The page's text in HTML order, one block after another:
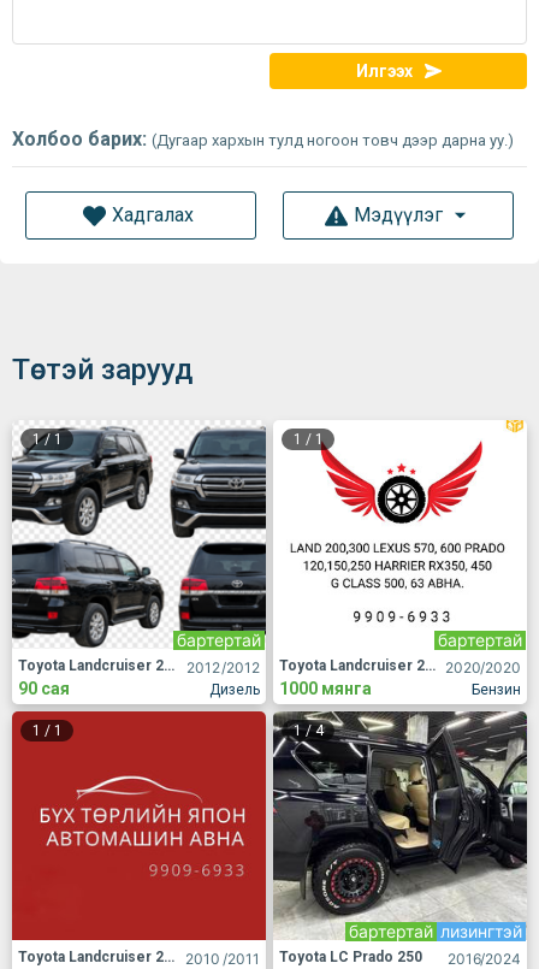
Илгээх
Холбоо барих: (Дугаар хархын тулд ногоон товч дээр дарна уу.)
Хадгалах Мэдүүлэг
Төстэй зарууд
1/ 1
2012/2012
Дизель
бартертай
Toyota Landcruiser 200
90 сая
1 / 1
2020/2020
Бензин
бартертай
Toyota Landcruiser 200
1000 мянга
1 / 1
2010 /2011
Toyota Landcruiser 200
1/4
2016/2024
лизингтэй
бартертай
Toyota LC Prado 250